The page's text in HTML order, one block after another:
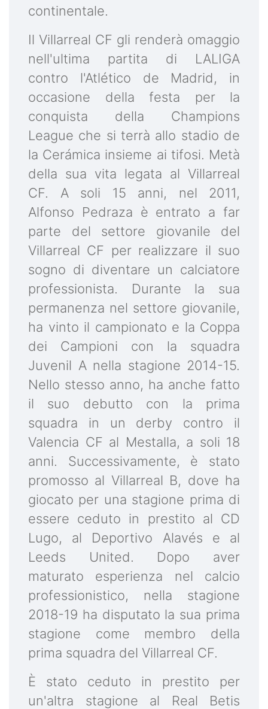
continentale.
Il Villarreal CF gli renderà omaggio
nell'ultima partita di LALIGA
contro l'Atlético de Madrid, in
occasione della festa per la
conquista della Champions
League che si terrà allo stadio de
la Cerámica insieme ai tifosi. Metà
della sua vita legata al Villarreal
CF. A soli 15 anni, nel 2011,
Alfonso Pedraza è entrato a far
parte del settore giovanile del
Villarreal CF per realizzare il suo
sogno di diventare un calciatore
professionista. Durante la sua
permanenza nel settore giovanile,
ha vinto il campionato e la Coppa
dei Campioni con la squadra
Juvenil A nella stagione 2014-15.
Nello stesso anno, ha anche fatto
il suo debutto con la prima
squadra in un derby contro il
Valencia CF al Mestalla, a soli 18
anni. Successivamente, è stato
promosso al Villarreal B, dove ha
giocato per una stagione prima di
essere ceduto in prestito al CD
Lugo, al Deportivo Alavés e al
Leeds United. Dopo aver
maturato esperienza nel calcio
professionistico, nella stagione
2018-19 ha disputato la sua prima
stagione come membro della
prima squadra del Villarreal CF.
È stato ceduto in prestito per
un'altra stagione al Real Betis